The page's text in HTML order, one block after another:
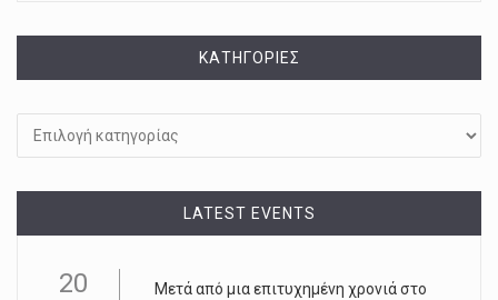
KΑΤΗΓΟΡΊΕΣ
LATEST EVENTS
20
Μετά από μια επιτυχημένη χρονιά στο